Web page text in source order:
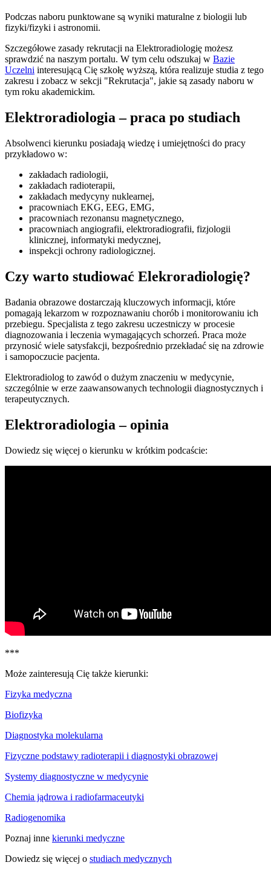
Podczas naboru punktowane są wyniki maturalne z biologii lub
fizyki/fizyki i astronomii.
Szczegółowe zasady rekrutacji na Elektroradiologię możesz
sprawdzić na naszym portalu. W tym celu odszukaj w Bazie
Uczelni interesującą Cię szkołę wyższą, która realizuje studia z tego
zakresu i zobacz w sekcji "Rekrutacja", jakie są zasady naboru w
tym roku akademickim.
Elektroradiologia – praca po studiach
Absolwenci kierunku posiadają wiedzę i umiejętności do pracy
przykładowo w:
zakładach radiologii,
zakładach radioterapii,
zakładach medycyny nuklearnej,
pracowniach EKG, EEG, EMG,
pracowniach rezonansu magnetycznego,
pracowniach angiografii, elektroradiografii, fizjologii
klinicznej, informatyki medycznej,
inspekcji ochrony radiologicznej.
Czy warto studiować Elekroradiologię?
Badania obrazowe dostarczają kluczowych informacji, które
pomagają lekarzom w rozpoznawaniu chorób i monitorowaniu ich
przebiegu. Specjalista z tego zakresu uczestniczy w procesie
diagnozowania i leczenia wymagających schorzeń. Praca może
przynosić wiele satysfakcji, bezpośrednio przekładać się na zdrowie
i samopoczucie pacjenta.
Elektroradiolog to zawód o dużym znaczeniu w medycynie,
szczególnie w erze zaawansowanych technologii diagnostycznych i
terapeutycznych.
Elektroradiologia – opinia
Dowiedz się więcej o kierunku w krótkim podcaście:
***
Może zainteresują Cię także kierunki:
Fizyka medyczna
Biofizyka
Diagnostyka molekularna
Fizyczne podstawy radioterapii i diagnostyki obrazowej
Systemy diagnostyczne w medycynie
Chemia jądrowa i radiofarmaceutyki
Radiogenomika
Poznaj inne kierunki medyczne
Dowiedz się więcej o studiach medycznych